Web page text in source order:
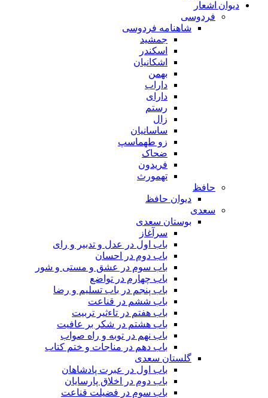
دیوان اشعار
فردوسی
شاهنامه فردوسی
جمشید
اسکندر
اشکانیان
بهمن
داراب
دارای
رستم
زال
ساسانیان
زو طهماسپ‏
ضحاک
فریدون
تهمورث
حافظ
دیوان حافظ
سعدی
بوستان سعدی
سرآغاز
باب اول در عدل و تدبیر و رای
باب دوم در احسان
باب سوم در عشق و مستی و شور
باب چهارم در تواضع
باب پنجم در باب تسلیم و رضا
باب ششم در قناعت
باب هفتم در تاءثیر تربیت
باب هشتم در شکر بر عافیت
باب نهم در توبه و راه صواب
باب دهم در مناجات و ختم کتاب
گلستان سعدی
باب اول در عبرت پادشاهان
باب دوم در اخلاق پارسایان
باب سوم در فضیلت قناعت